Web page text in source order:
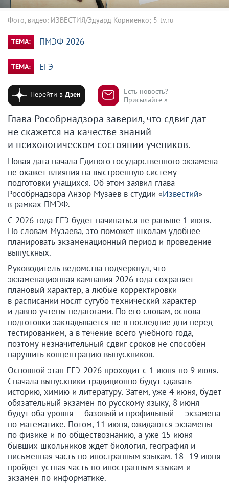
Фото, видео: ИЗВЕСТИЯ/Эдуард Корниенко; 5-tv.ru
ТЕМА: ПМЭФ 2026
ТЕМА: ЕГЭ
Перейти вДзен
Есть новость?
Присылайте »
Глава Рособрнадзора заверил, что сдвиг дат
не скажется на качестве знаний
и психологическом состоянии учеников.
Новая дата начала Единого государственного экзамена
не окажет влияния на выстроенную систему
подготовки учащихся. Об этом заявил глава
Рособрнадзора Анзор Музаев в студии «Известий»
в рамках ПМЭФ.
С 2026 года ЕГЭ будет начинаться не раньше 1 июня.
По словам Музаева, это поможет школам удобнее
планировать экзаменационный период и проведение
выпускных.
Руководитель ведомства подчеркнул, что
экзаменационная кампания 2026 года сохраняет
плановый характер, а любые корректировки
в расписании носят сугубо технический характер
и давно учтены педагогами. По его словам, основа
подготовки закладывается не в последние дни перед
тестированием, а в течение всего учебного года,
поэтому незначительный сдвиг сроков не способен
нарушить концентрацию выпускников.
Основной этап ЕГЭ-2026 проходит с 1 июня по 9 июля.
Сначала выпускники традиционно будут сдавать
историю, химию и литературу. Затем, уже 4 июня, будет
обязательный экзамен по русскому языку, 8 июня
будут оба уровня — базовый и профильный — экзамена
по математике. Потом, 11 июня, ожидаются экзамены
по физике и по обществознанию, а уже 15 июня
бывших школьников ждет биология, география и
письменная часть по иностранным языкам. 18–19 июня
пройдет устная часть по иностранным языкам и
экзамен по информатике.